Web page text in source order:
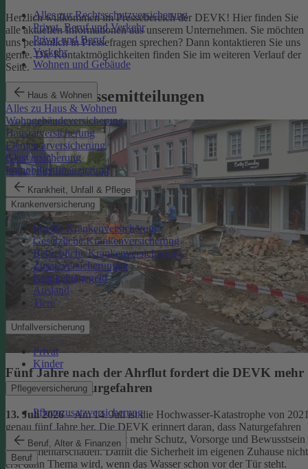
Alles zur Rechtsschutzversicherung
Privat, Beruf und Verkehr
Privat und Beruf
Verkehr
Wohnen und Gebäude
Haus & Wohnen
Alles zu Haus & Wohnen
Wohngebäudeversicherung
Hausratversicherung
Elementarversicherung
Glasversicherung
Immobilienfinanzierung
Krankheit, Unfall & Pflege
Krankenversicherung
Private Krankenversicherung
Gesetzliche Krankenversicherung
Betriebliche Krankenversicherung
Zusatzversicherungen
Krankentagegeld
Ausland
Tiere
Unfallversicherung
Privat
Kinder
Pflegeversicherung
Pflegezusatzversicherung
Beruf, Alter & Finanzen
Beruf
Herzlich willkommen im Pressebereich der DEVK! Hier finden Sie
alle aktuellen Informationen aus unserem Unternehmen. Sie möchten
uns persönlich in Pressefragen sprechen? Dann kontaktieren Sie uns
gerne. Die Kontaktmöglichkeiten finden Sie im weiteren Verlauf der
Seite.
Aktuelle Pressemitteilungen
Fünf Jahre nach der Ahrflut fordert die DEVK mehr
Schutz vor Naturgefahren
13. Juli 2026– Am 14. Juli ist die Hochwasser-Katastrophe von
genau fünf Jahre her. Die DEVK erinnert daran, dass Naturgefahren
überall drohen – und fordert mehr Schutz, Vorsorge und Bewusstsein
für Elementarschäden. Damit die Sicherheit im eigenen Zuhause nicht
erst dann Thema wird, wenn das Wasser schon vor der Tür steht.